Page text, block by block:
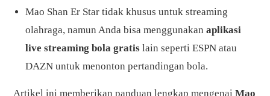
Mao Shan Er Star tidak khusus untuk streaming
olahraga, namun Anda bisa menggunakanaplikasi
live streaming bola gratis lain seperti ESPN atau
DAZN untuk menonton pertandingan bola.
Artikel ini memberikan panduan lengkap mengenaiMao